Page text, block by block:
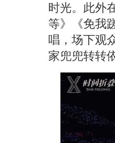
时光。此外
等》《免我
唱，场下观
家兜兜转转